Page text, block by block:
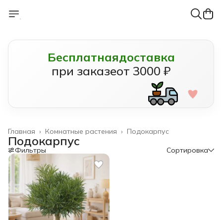
Бесплатнаядоставка
при заказеот 3000 ₽
Подокарпус
Комнатные растения ›
Главная ›
Подокарпус
Фильтры Сортировка